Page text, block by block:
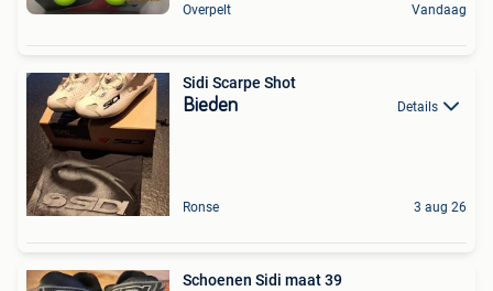
Overpelt Vandaag
Sidi Scarpe Shot
Bieden Details
Ronse 3 aug 26
Schoenen Sidi maat 39